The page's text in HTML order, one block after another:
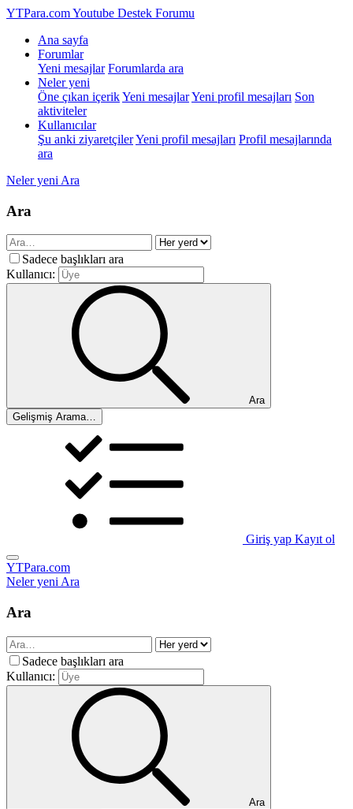
YTPara.comYoutube Destek Forumu
Ana sayfa
Forumlar
Yeni mesajlar Forumlarda ara
Neler yeni
Öne çıkan içerikYeni mesajlarYeni profil mesajları Son
aktiviteler
Kullanıcılar
Şu anki ziyaretçilerYeni profil mesajları Profil mesajlarında
ara
Neler yeni Ara
Ara
Sadece başlıkları ara
Kullanıcı:
Ara
Gelişmiş Arama…
Giriş yap Kayıt ol
YTPara.com
Neler yeniAra
Ara
Sadece başlıkları ara
Kullanıcı:
Ara